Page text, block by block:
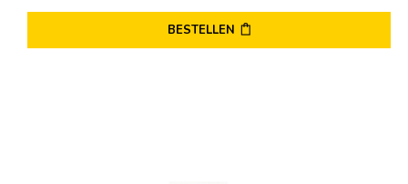
BESTELLEN